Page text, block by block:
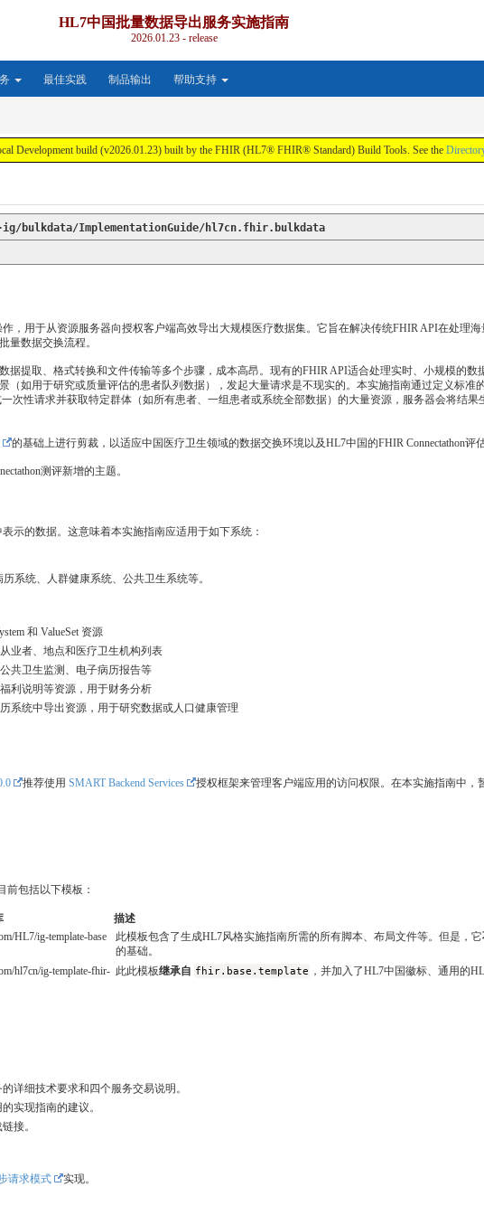
HL7中国批量数据导出服务实施指南
2026.01.23 - release
最佳实践 制品输出 帮助支持
Development build (v2026.01.23) built by the FHIR (HL7® FHIR® Standard) Build Tools. See the
ImplementationGuide/hl7cn.fhir.bulkdata
，用于从资源服务器向授权客户端高效导出大规模医疗数据集。它旨在解决传统FHIR API在处理海
量数据交换流程。
据提取、格式转换和文件传输等多个步骤，成本高昂。现有的FHIR API适合处理实时、小规模的数
（如用于研究或质量评估的患者队列数据），发起大量请求是不现实的。本实施指南通过定义标准
次性请求并获取特定群体（如所有患者、一组患者或系统全部数据）的大量资源，服务器会将结果
的基础上进行剪裁，以适应中国医疗卫生领域的数据交换环境以及HL7中国的FHIR Connectathon评估
测评新增的主题。
示的数据。这意味着本实施指南应适用于如下系统：
系统、人群健康系统、公共卫生系统等。
和 ValueSet 资源
业者、地点和医疗卫生机构列表
共卫生监测、电子病历报告等
利说明等资源，用于财务分析
系统中导出资源，用于研究数据或人口健康管理
推荐使用 SMART Backend Services 授权框架来管理客户端应用的访问权限。在本实施指南中，
前包括以下模板：
描述
HL7/ig-template-base 此模板包含了生成HL7风格实施指南所需的所有脚本、布局文件等。但是，它
的基础。
hl7cn/ig-template-fhir- 此此模板继承自 fhir.base.template ，并加入了HL7中国徽标、通用的
详细技术要求和四个服务交易说明。
实现指南的建议。
接。
请求模式 实现。